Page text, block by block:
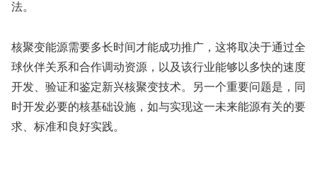
法。
核聚变能源需要多长时间才能成功推广，这将取决于通过全
球伙伴关系和合作调动资源，以及该行业能够以多快的速度
开发、验证和鉴定新兴核聚变技术。另一个重要问题是，同
时开发必要的核基础设施，如与实现这一未来能源有关的要
求、标准和良好实践。